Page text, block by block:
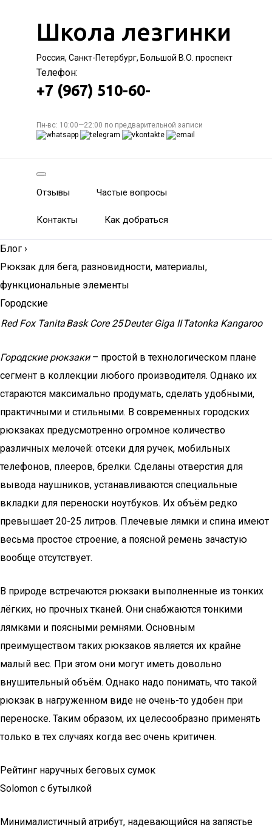
Школа лезгинки
Россия, Санкт-Петербург, Большой В.О. проспект
Телефон:
+7 (967) 510-60-
Пн-вс: 10:00—22:00 по предварительной записи
Отзывы Частые вопросы
Контакты Как добраться
Блог ›
Рюкзак для бега, разновидности, материалы,
функциональные элементы
Городcкие
Red Fox TanitaBask Core 25Deuter Giga II Tatonka Kangaroo
Городские рюкзаки– простой в технологическом плане
сегмент в коллекции любого производителя. Однако их
стараются максимально продумать, сделать удобными,
практичными и стильными. В современных городских
рюкзаках предусмотренно огромное количество
различных мелочей: отсеки для ручек, мобильных
телефонов, плееров, брелки. Сделаны отверстия для
вывода наушников, устанавливаются специальные
вкладки для переноски ноутбуков. Их объём редко
превышает 20-25 литров. Плечевые лямки и спина имеют
весьма простое строение, а поясной ремень зачастую
вообще отсутствует.
В природе встречаются рюкзаки выполненные из тонких
лёгких, но прочных тканей. Они снабжаются тонкими
лямками и поясными ремнями. Основным
преимуществом таких рюкзаков является их крайне
малый вес. При этом они могут иметь довольно
внушительный объём. Однако надо понимать, что такой
рюкзак в нагруженном виде не очень-то удобен при
переноске. Таким образом, их целесообразно применять
только в тех случаях когда вес очень критичен.
Рейтинг наручных беговых сумок
Solomon с бутылкой
Минималистичный атрибут, надевающийся на запястье